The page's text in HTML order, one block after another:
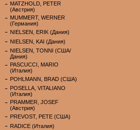
MATZHOLD, PETER
(Австрия)
MUMMERT, WERNER
(Германия)
NIELSEN, ERIK (Дания)
NIELSEN, KAI (Дания)
NIELSEN, TONNI (США/
Дания)
PASCUCCI, MARIO
(Италия)
POHLMANN, BRAD (США)
POSELLA, VITALIANO
(Италия)
PRAMMER, JOSEF
(Австрия)
PREVOST, PETE (США)
RADICE (Италия)